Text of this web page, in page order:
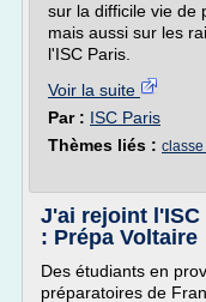
sur la difficile vie de
mais aussi sur les
l'ISC Paris.
Voir la suite
Par : ISC Paris
Thèmes liés :
J'ai rejoint l'ISC
: Prépa Voltaire
Des étudiants en
préparatoires de